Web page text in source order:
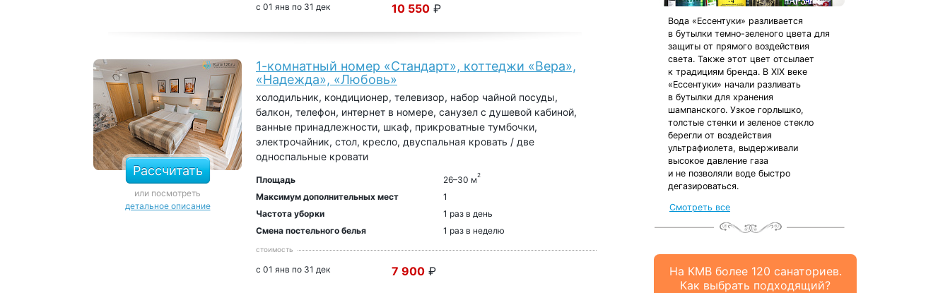
с 01 янв по 31 дек 10 550 ₽
Рассчитать
или посмотреть
детальное описание
1-комнатный номер «Стандарт», коттеджи «Вера»,
«Надежда», «Любовь»
холодильник, кондиционер, телевизор, набор чайной посуды,
балкон, телефон, интернет в номере, санузел с душевой кабиной,
ванные принадлежности, шкаф, прикроватные тумбочки,
электрочайник, стол, кресло, двуспальная кровать / две
односпальные кровати
Площадь 26–30 м2
Максимум дополнительных мест
1
Частота уборки
1 раз в день
Смена постельного белья
1 раз в неделю
стоимость
с 01 янв по 31 дек 7 900 ₽
Вода «Ессентуки» разливается
в бутылки темно-зеленого цвета для
защиты от прямого воздействия
света. Также этот цвет отсылает
к традициям бренда. В XIX веке
«Ессентуки» начали разливать
в бутылки для хранения
шампанского. Узкое горлышко,
толстые стенки и зеленое стекло
берегли от воздействия
ультрафиолета, выдерживали
высокое давление газа
и не позволяли воде быстро
дегазироваться.
Смотреть все
На КМВ более 120 санаториев.
Как выбрать подходящий?